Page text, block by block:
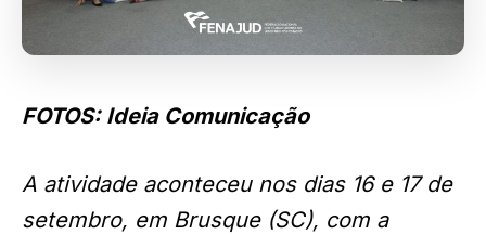
FOTOS: Ideia Comunicação
A atividade aconteceu nos dias 16 e 17 de
setembro, em Brusque (SC), com a